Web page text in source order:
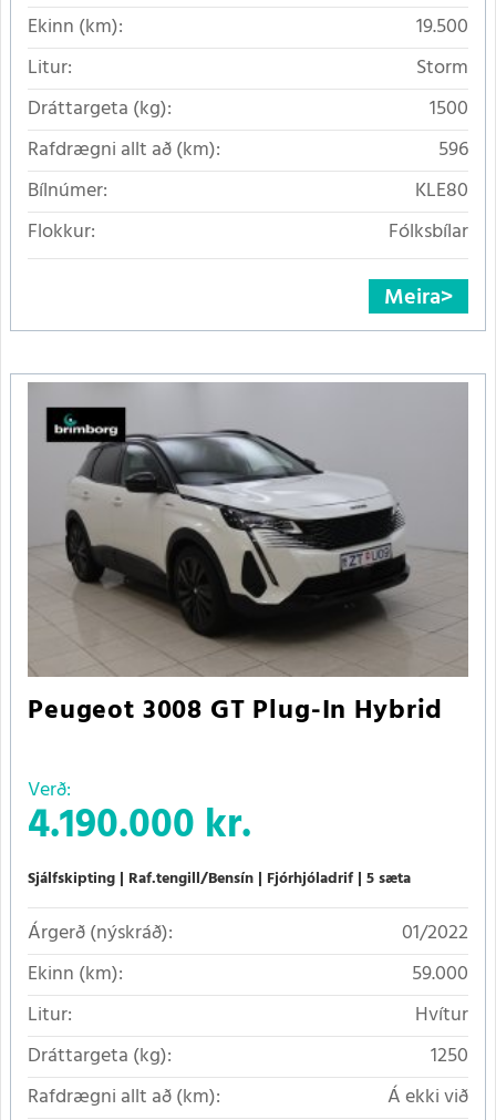
Ekinn (km):
19.500
Litur:
Storm
Dráttargeta (kg):
1500
Rafdrægni allt að (km):
596
Bílnúmer:
KLE80
Flokkur:
Fólksbílar
Meira
Peugeot 3008 GT Plug-In Hybrid
Verð:
4.190.000 kr.
Sjálfskipting Raf.tengill/Bensín Fjórhjóladrif 5 sæta
Árgerð (nýskráð):
01/2022
Ekinn (km):
59.000
Litur:
Hvítur
Dráttargeta (kg):
1250
Rafdrægni allt að (km):
Á ekki við